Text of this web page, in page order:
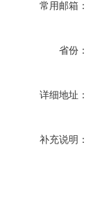
常用邮箱：
省份：
详细地址：
补充说明：